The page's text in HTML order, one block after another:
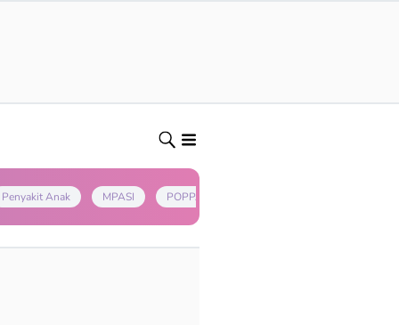
Penyakit Anak MPASI POPPAPA